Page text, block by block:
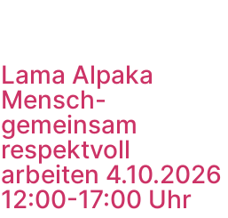
Lama Alpaka
Mensch-
gemeinsam
respektvoll
arbeiten 4.10.2026
12:00-17:00 Uhr